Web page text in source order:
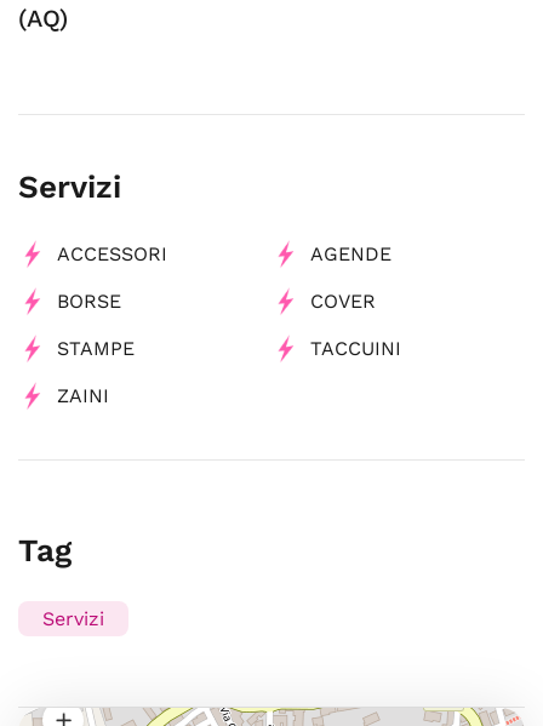
(AQ)
Servizi
ACCESSORI AGENDE
BORSE COVER
STAMPE TACCUINI
ZAINI
Tag
Servizi